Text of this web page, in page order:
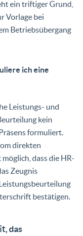
ein triftiger Grund,
Vorlage bei
Betriebsübergang
ich eine
Leistungs- und
kein
formuliert.
direkten
dass die HR-
Zeugnis
bestätigen.
das